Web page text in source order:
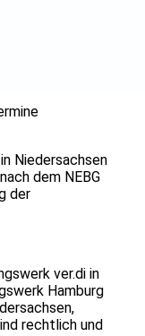
Niedersachsen
dem NEBG
der
ver.di in
Hamburg
rechtlich und